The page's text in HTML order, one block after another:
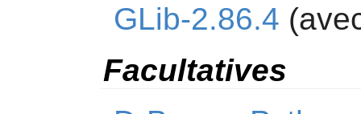
GLib-2.86.4
Facultatives